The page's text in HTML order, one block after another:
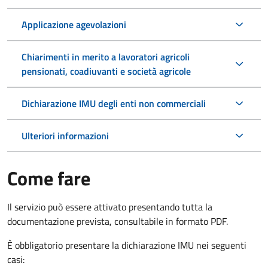
Applicazione agevolazioni
Chiarimenti in merito a lavoratori agricoli
pensionati, coadiuvanti e società agricole
Dichiarazione IMU degli enti non commerciali
Ulteriori informazioni
Come fare
Il servizio può essere attivato presentando tutta la
documentazione prevista, consultabile in formato PDF.
È obbligatorio presentare la dichiarazione IMU nei seguenti
casi: